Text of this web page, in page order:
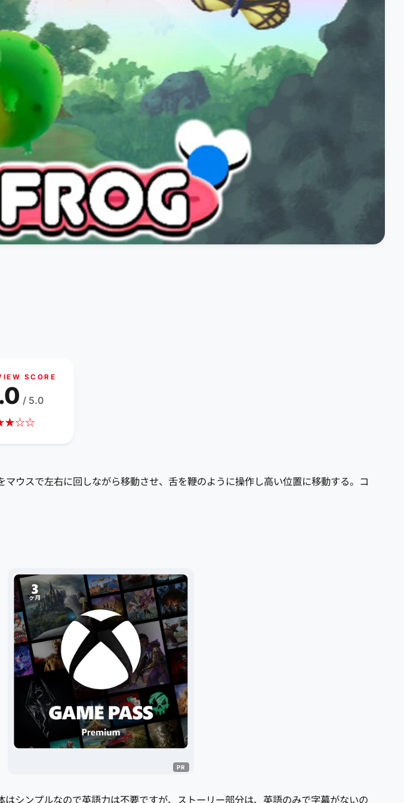
SCORE
★☆☆
/ 5.0
ウスで左右に回しながら移動させ、舌を鞭のように操作し高い位置に移動する。コ
シンプルなので英語力は不要ですが、ストーリー部分は、英語のみで字幕がないの